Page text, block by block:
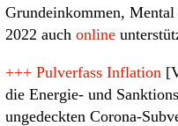
Grundeinkommen,
2022 auch online
+++ Pulverfass Inflation
die Energie- und
ungedeckten Corona-